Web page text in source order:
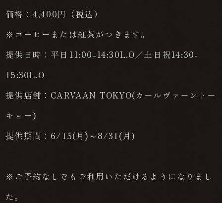
価格：4,400円（税込）
※コーヒーまたは紅茶がつきます。
提供日時：平日11:00-14:30L.O／土日祝14:30-
15:30L.O
提供店舗：CARVAAN TOKYO(カールヴァーントー
キョー)
提供期間：6/15(月)～8/31(月)
※ご予約なしでもご利用いただけるようになりまし
た。